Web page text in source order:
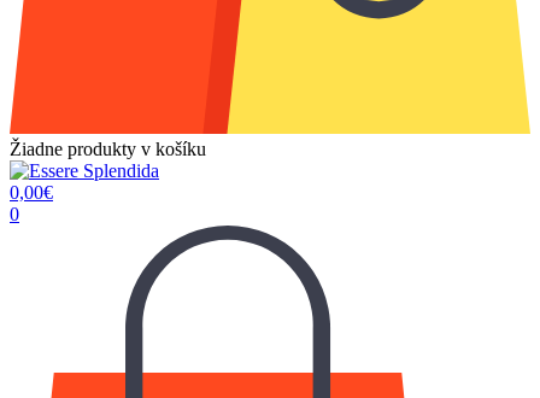
Žiadne produkty v košíku
0,00€
0